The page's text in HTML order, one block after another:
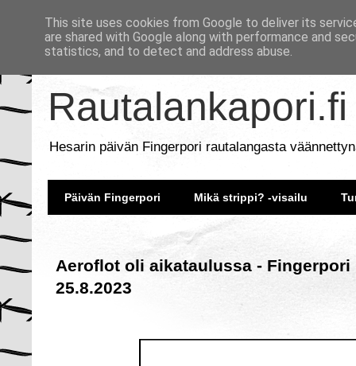
Rautalankapori.fi
Hesarin päivän Fingerpori rautalangasta
Päivän Fingerpori Mikä strippi? -visailu
Aeroflot oli aikataulussa - Fingerpori
25.8.2023
This site uses cookies from Google to deliver its
are shared with Google along with performance and
statistics, and to detect and address abuse.